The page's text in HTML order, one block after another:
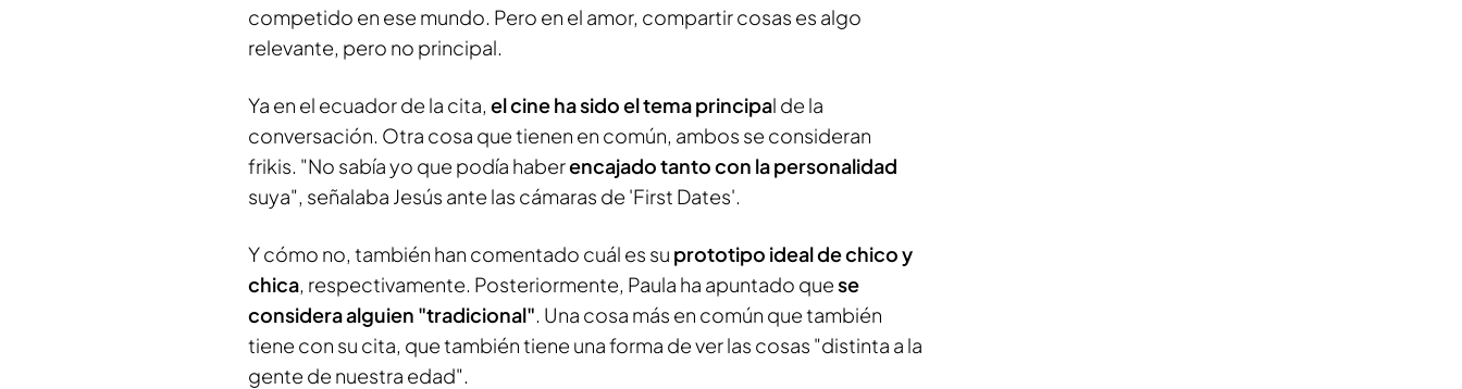
competido en ese mundo. Pero en el amor, compartir cosas es algo
relevante, pero no principal.
Ya en el ecuador de la cita, el cine ha sido el tema principal de la
conversación. Otra cosa que tienen en común, ambos se consideran
frikis. "No sabía yo que podía haberencajado tanto con la personalidad
suya", señalaba Jesús ante las cámaras de 'First Dates'.
Y cómo no, también han comentado cuál es su prototipo ideal de chico y
chica, respectivamente. Posteriormente, Paula ha apuntado quese
considera alguien "tradicional". Una cosa más en común que también
tiene con su cita, que también tiene una forma de ver las cosas "distinta a la
gente de nuestra edad".